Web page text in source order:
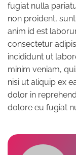
fugiat nulla
non proident,
anim id est
consectetur
incididunt ut
minim veniam,
nisi ut aliquip ex
dolor in
dolore eu fugiat